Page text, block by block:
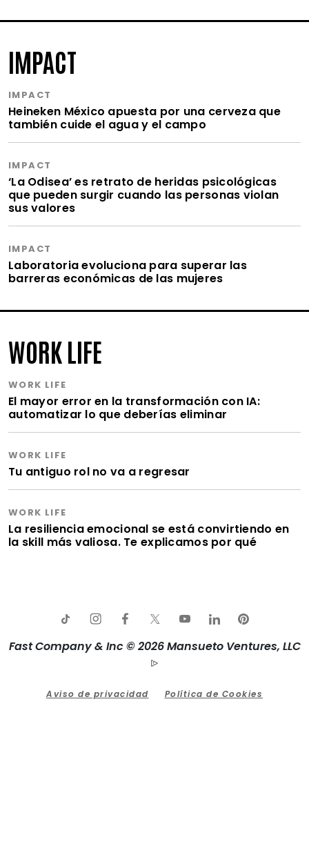
IMPACT
IMPACT
Heineken México apuesta por una cerveza que
también cuide el agua y el campo
IMPACT
‘La Odisea’ es retrato de heridas psicológicas
que pueden surgir cuando las personas violan
sus valores
IMPACT
Laboratoria evoluciona para superar las
barreras económicas de las mujeres
WORK LIFE
WORK LIFE
El mayor error en la transformación con IA:
automatizar lo que deberías eliminar
WORK LIFE
Tu antiguo rol no va a regresar
WORK LIFE
La resiliencia emocional se está convirtiendo en
la skill más valiosa. Te explicamos por qué
Fast Company & Inc © 2026 Mansueto Ventures, LLC
Aviso de privacidad Política de Cookies